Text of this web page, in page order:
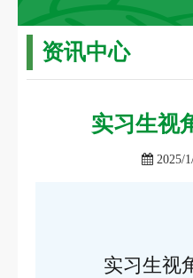
保护网络
资讯中心
实习生视
2025/
实习生视